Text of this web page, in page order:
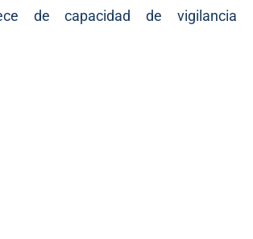
de capacidad de vigilancia